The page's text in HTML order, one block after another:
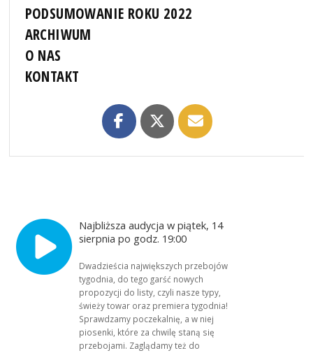
PODSUMOWANIE ROKU 2022
ARCHIWUM
O NAS
KONTAKT
Najbliższa audycja w piątek, 14
sierpnia po godz. 19:00
Dwadzieścia największych przebojów
tygodnia, do tego garść nowych
propozycji do listy, czyli nasze typy,
świeży towar oraz premiera tygodnia!
Sprawdzamy poczekalnię, a w niej
piosenki, które za chwilę staną się
przebojami. Zaglądamy też do